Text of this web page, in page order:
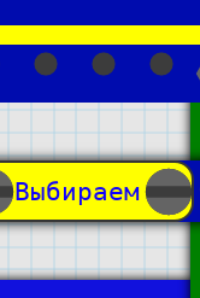
Выбираем